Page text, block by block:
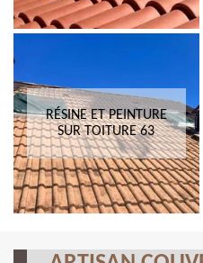
RÉSINE ET PEINTURE
SUR TOITURE 63